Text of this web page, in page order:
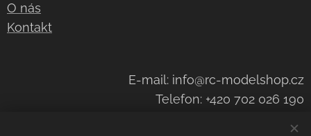
O nás
Kontakt
E-mail: info@rc-modelshop.cz
Telefon: +420 702 026 190